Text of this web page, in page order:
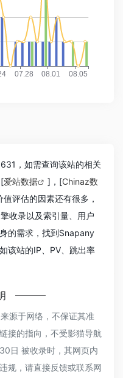
，如需查询该站的相关
爱站数据 ]，[Chinaz数
评估的因素还有很多，
收录以及索引量、用户
的需求，找到Snapany
该站的IP、PV、跳出率
源于网络，不保证其准
接的指向，不受影猫导航
日 被收录时，其网页内
规，请直接反馈或联系网